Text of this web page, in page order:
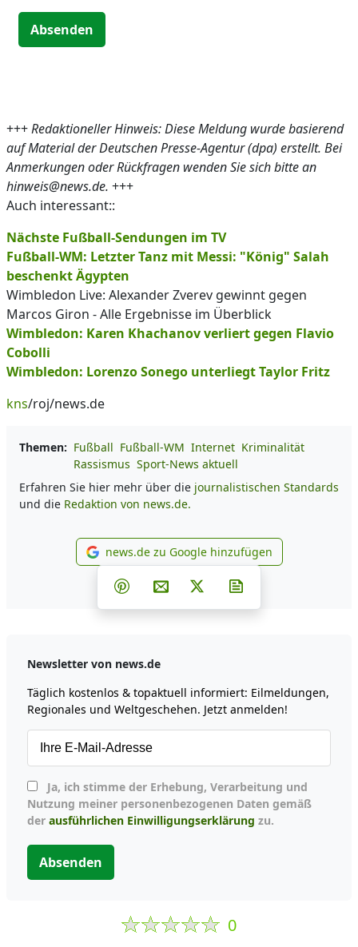
Absenden
+++Redaktioneller Hinweis: Diese Meldung wurde basierend
auf Material der Deutschen Presse-Agentur (dpa) erstellt. Bei
Anmerkungen oder Rückfragen wenden Sie sich bitte an
hinweis@news.de. +++
Auch interessant::
Nächste Fußball-Sendungen im TV
Fußball-WM: Letzter Tanz mit Messi: "König" Salah
beschenkt Ägypten
Wimbledon Live: Alexander Zverev gewinnt gegen
Marcos Giron - Alle Ergebnisse im Überblick
Wimbledon: Karen Khachanov verliert gegen Flavio
Cobolli
Wimbledon: Lorenzo Sonego unterliegt Taylor Fritz
kns/roj/news.de
Themen: Fußball Fußball-WM Internet Kriminalität
Rassismus Sport-News aktuell
Erfahren Sie hier mehr über die journalistischen Standards
und die Redaktion von news.de.
news.de zu Google
news.de zu Google hinzufügen
Teilen auf Facebook
Teilen auf Whatsapp
Teilen auf Telegram
Teilen auf Pinterest
Per E-Mail teilen
Post auf X
Newsletter von news.de
Täglich kostenlos & topaktuell informiert: Eilmeldungen,
Regionales und Weltgeschehen. Jetzt anmelden!
Nutzung meiner personenbezogenen Daten gemäß
der ausführlichen Einwilligungserklärung zu.
Absenden
0